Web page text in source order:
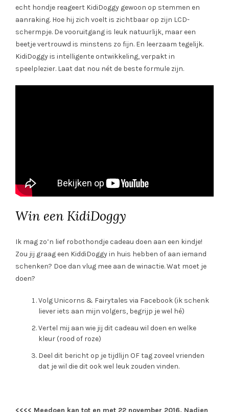
echt hondje reageert KidiDoggy gewoon op stemmen en
aanraking. Hoe hij zich voelt is zichtbaar op zijn LCD-
schermpje. De vooruitgang is leuk natuurlijk, maar een
beetje vertrouwd is minstens zo fijn. En leerzaam tegelijk.
KidiDoggy is intelligente ontwikkeling, verpakt in
speelplezier. Laat dat nou nét de beste formule zijn.
Win een KidiDoggy
Ik mag zo’n lief robothondje cadeau doen aan een kindje!
Zou jij graag een KiddiDoggy in huis hebben of aan iemand
schenken? Doe dan vlug mee aan de winactie. Wat moet je
doen?
Volg Unicorns & Fairytales via Facebook (ik schenk
liever iets aan mijn volgers, begrijp je wel hé)
Vertel mij aan wie jij dit cadeau wil doen en welke
kleur (rood of roze)
Deel dit bericht op je tijdlijn OF tag zoveel vrienden
dat je wil die dit ook wel leuk zouden vinden.
<<<< Meedoen kan tot en met 22 november 2016. Nadien